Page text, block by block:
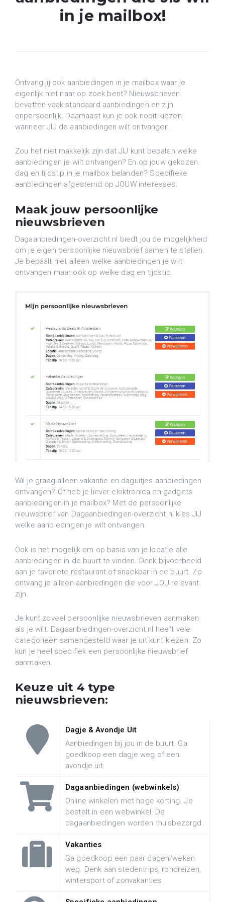
in je mailbox!
Ontvang jij ook aanbiedingen in je mailbox waar je
eigenlijk niet naar op zoek bent? Nieuwsbrieven
bevatten vaak standaard aanbiedingen en zijn
onpersoonlijk. Daarnaast kun je ook nooit kiezen
wanneer JIJ de aanbiedingen wilt ontvangen.
Zou het niet makkelijk zijn dat JIJ kunt bepalen welke
aanbiedingen je wilt ontvangen? En op jouw gekozen
dag en tijdstip in je mailbox belanden? Specifieke
aanbiedingen afgestemd op JOUW interesses.
Maak jouw persoonlijke
nieuwsbrieven
Dagaanbiedingen-overzicht.nl biedt jou de mogelijkheid
om je eigen persoonlijke nieuwsbrief samen te stellen.
Je bepaalt niet alleen welke aanbiedingen je wilt
ontvangen maar ook op welke dag en tijdstip.
Wil je graag alleen vakantie en daguitjes aanbiedingen
ontvangen? Of heb je liever elektronica en gadgets
aanbiedingen in je mailbox? Met de persoonlijke
nieuwsbrief van Dagaanbiedingen-overzicht.nl kies JIJ
welke aanbiedingen je wilt ontvangen.
Ook is het mogelijk om op basis van je locatie alle
aanbiedingen in de buurt te vinden. Denk bijvoorbeeld
aan je favoriete restaurant of snackbar in de buurt. Zo
ontvang je alleen aanbiedingen die voor JOU relevant
zijn.
Je kunt zoveel persoonlijke nieuwsbrieven aanmaken
als je wilt. Dagaanbiedingen-overzicht.nl heeft vele
categorieën samengesteld waar je uit kunt kiezen. Zo
kun je heel specifiek een persoonlijke nieuwsbrief
aanmaken.
Keuze uit 4 type
nieuwsbrieven:
Dagje & Avondje Uit
Aanbiedingen bij jou in de buurt. Ga
goedkoop een dagje weg of een
avondje uit.
Dagaanbiedingen (webwinkels)
Online winkelen met hoge korting. Je
bestelt in een webwinkel. De
dagaanbiedingen worden thuisbezorgd.
Vakanties
Ga goedkoop een paar dagen/weken
weg. Denk aan stedentrips, rondreizen,
wintersport of zonvakanties.